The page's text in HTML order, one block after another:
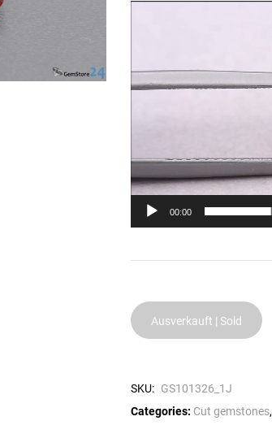
00:00
Ausverkauft | Sold
SKU: GS101326_1J
Categories: Cut gemstones,